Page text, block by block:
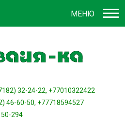
зарегистрироваться
32-24-22, +77010322422
46-60-50, +77718594527
294
МЕНЮ